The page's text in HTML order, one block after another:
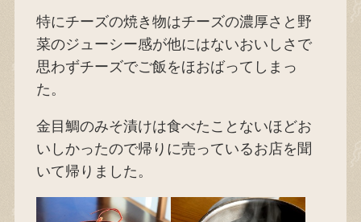
特にチーズの焼き物はチーズの濃厚さと野
菜のジューシー感が他にはないおいしさで
思わずチーズでご飯をほおばってしまっ
た。
金目鯛のみそ漬けは食べたことないほどお
いしかったので帰りに売っているお店を聞
いて帰りました。